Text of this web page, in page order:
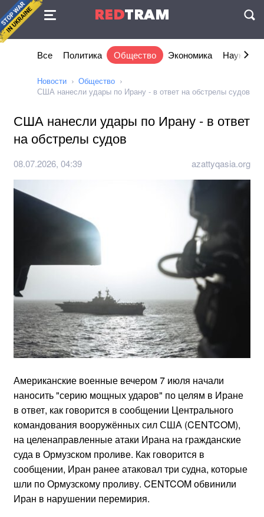
REDTRAM
Соглашение
Все Политика Общество Экономика Наука и IT
Новости
Общество
США нанесли удары по Ирану - в ответ на обстрелы судов
США нанесли удары по Ирану - в ответ
на обстрелы судов
08.07.2026, 04:39 azattyqasia.org
Американские военные вечером 7 июля начали
наносить "серию мощных ударов" по целям в Иране
в ответ, как говорится в сообщении Центрального
командования вооружённых сил США (CENTCOM),
на целенаправленные атаки Ирана на гражданские
суда в Ормузском проливе. Как говорится в
сообщении, Иран ранее атаковал три судна, которые
шли по Ормузскому проливу. CENTCOM обвинили
Иран в нарушении перемирия.